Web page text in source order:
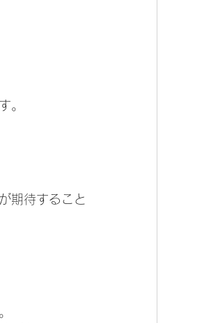
。
期待すること